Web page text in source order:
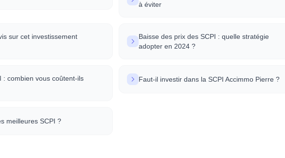
à éviter
sur cet investissement
Baisse des prix des SCPI : quelle stratégie
adopter en 2024 ?
: combien vous coûtent-ils
Faut-il investir dans la SCPI Accimmo Pierre ?
meilleures SCPI ?